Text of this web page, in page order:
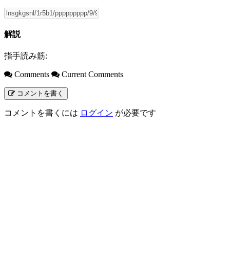
解説
指手読み筋:
Comments Current Comments
コメントを書く
コメントを書くには ログイン が必要です